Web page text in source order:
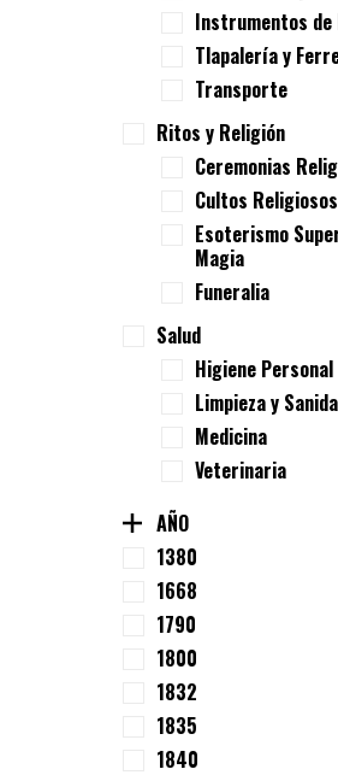
Instrumentos de
Tlapalería y
Transporte
Ritos y Religión
Ceremonias
Cultos Religiosos
Esoterismo
Magia
Funeralia
Salud
Higiene Personal
Limpieza y
Medicina
Veterinaria
AÑO
1380
1668
1790
1800
1832
1835
1840